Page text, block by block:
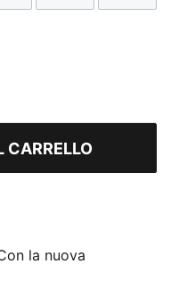
CARRELLO
la nuova
ARAMCO F1®